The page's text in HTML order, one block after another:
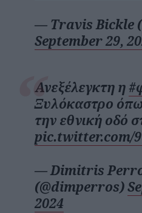
— Travis Bickle
September 29,
Ανεξέλεγκτη η
Ξυλόκαστρο
την εθνική οδό
pic.twitter.com/
— Dimitris
(@dimperros)
2024